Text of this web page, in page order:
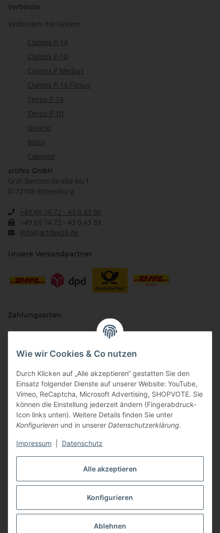
Alle akzeptieren
Konfigurieren
Ablehnen
Wie wir Cookies & Co nutzen
Durch Klicken auf „Alle akzeptieren“ gestatten Sie den
Einsatz folgender Dienste auf unserer Website: YouTube,
Vimeo, ReCaptcha, Microsoft Advertising, SHOPVOTE. Sie
können die Einstellung jederzeit ändern (Fingerabdruck-
Icon links unten). Weitere Details finden Sie unter
Konfigurieren und in unserer Datenschutzerklärung.
Impressum Datenschutz
Verbinder
Verbinden mit System
Clamex P-14
Clamex P-10
Clamex P Medius
Clamex P-14 Flexus
Tenso P-14
Tenso P-10
Divario
Bisco
Cabineo
artifex GmbH
Graf-Bentzel-Straße 66/1
D-72108 Rottenburg
+49 (0) 74 72 - 43 0 43 90
+49 (0) 74 72 - 43 0 43 89
info@artifex24.de
Unsere Versandpartner
Zahlungsarten
Vertriebspartner
* Alle Preise inkl. gesetzlicher USt., zzgl.Versand